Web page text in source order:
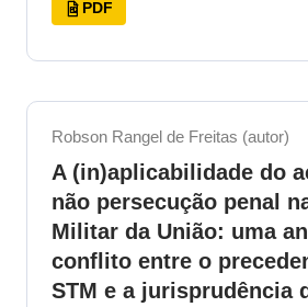
PDF
Robson Rangel de Freitas (autor)
A (in)aplicabilidade do
não persecução penal
Militar da União: uma
conflito entre o
STM e a jurisprudência